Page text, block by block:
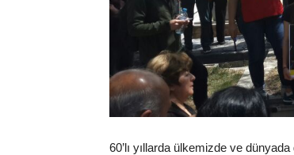
60’lı yıllarda ülkemizde ve